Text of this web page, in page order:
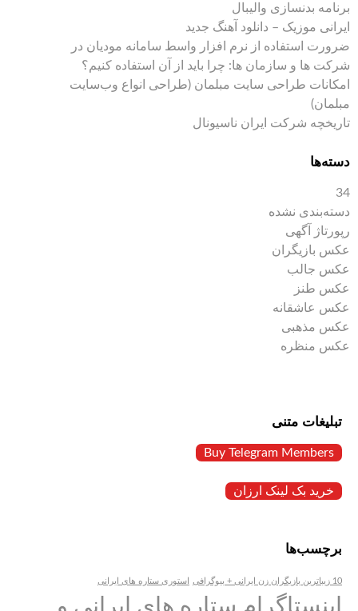
برنامه بدنسازی والیبال
ایرانی موزیک – دانلود آهنگ جدید
ضرورت استفاده از نرم افزار واسط سامانه مودیان در
شرکت ها و سازمان ها: چرا باید از آن استفاده کنیم؟
امکانات طراحی سایت مبلمان (طراحی انواع وب‌سایت
مبلمان)
تاریخچه شرکت ایران ناسیونال
دسته‌ها
34
دسته‌بندی نشده
رپورتاژ آگهی
عکس بازیگران
عکس جالب
عکس طنز
عکس عاشقانه
عکس مذهبی
عکس منظره
تبلیغات متنی
Buy Telegram Members
خرید بک لینک ارزان
برچسب‌ها
10 زیباترین بازیگران زن ایرانی + بیوگرافی استوری ستاره های ایرانی
اینستاگرام ستاره های ایرانی و